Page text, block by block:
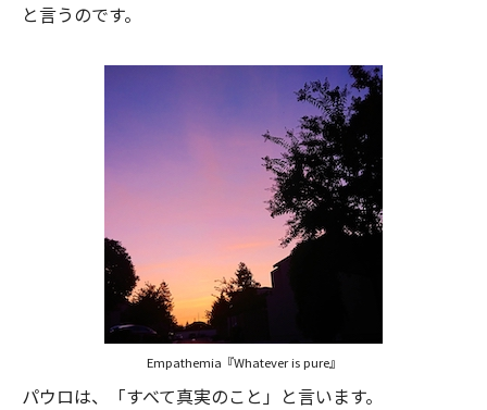
と言うのです。
Empathemia『Whatever is pure』
パウロは、「すべて真実のこと」と言います。